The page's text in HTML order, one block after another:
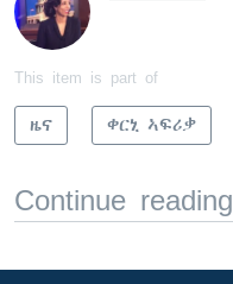
This item is part of
ዜና ቀርኒ ኣፍሪቃ
Continue reading